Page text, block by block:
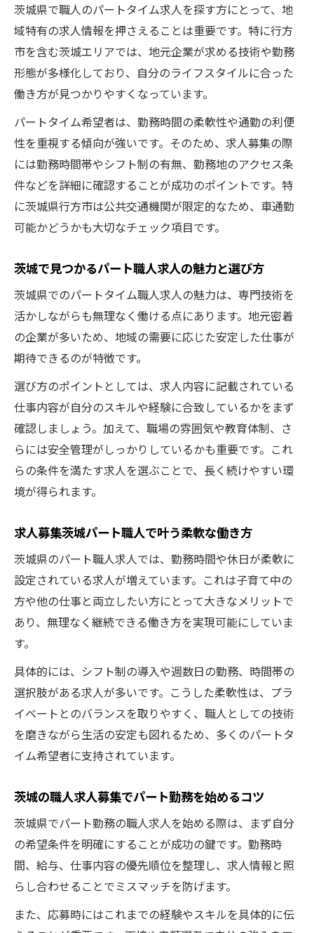
茨城県で職人のパートタイム求人を探す方にとって、地
域特有の求人情報を押さえることは重要です。特に行方
市を含む茨城エリアでは、地元企業が求める技術や勤務
形態が多様化しており、自分のライフスタイルに合った
働き方が見つかりやすくなっています。
パートタイム希望者は、勤務時間の柔軟性や通勤の利便
性を重視する傾向が強いです。そのため、求人募集の際
には勤務時間帯やシフト制の有無、勤務地のアクセス条
件などを詳細に確認することが成功のポイントです。特
に茨城県行方市は公共交通機関が限定的なため、車通勤
可能かどうかも大切なチェック項目です。
茨城で見つかるパート職人求人の魅力と選び方
茨城県でのパートタイム職人求人の魅力は、専門技術を
活かしながらも無理なく働ける点にあります。地元密着
の企業が多いため、地域の需要に応じた安定した仕事が
期待できるのが特徴です。
選び方のポイントとしては、求人内容に記載されている
仕事内容が自分のスキルや経験に合致しているかをまず
確認しましょう。加えて、職場の雰囲気や教育体制、さ
らには安全管理がしっかりしているかも重要です。これ
らの条件を満たす求人を選ぶことで、長く続けやすい環
境が得られます。
求人募集茨城パート職人で叶う柔軟な働き方
茨城県のパート職人求人では、勤務時間や休日が柔軟に
設定されている求人が増えています。これは子育て中の
方や他の仕事と両立したい方にとって大きなメリットで
あり、無理なく継続できる働き方を実現可能にしていま
す。
具体的には、シフト制の導入や週数日の勤務、時間帯の
選択肢がある求人が多いです。こうした柔軟性は、プラ
イベートとのバランスを取りやすく、職人としての技術
を磨きながら生活の安定も図れるため、多くのパートタ
イム希望者に支持されています。
茨城の職人求人募集でパート勤務を始めるコツ
茨城県でパート勤務の職人求人を始める際は、まず自分
の希望条件を明確にすることが成功の鍵です。勤務時
間、給与、仕事内容の優先順位を整理し、求人情報と照
らし合わせることでミスマッチを防げます。
また、応募時にはこれまでの経験やスキルを具体的に伝